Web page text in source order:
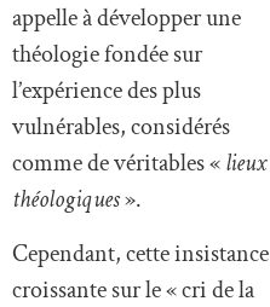
appelle à développer une
théologie fondée sur
l’expérience des plus
vulnérables, considérés
comme de véritables «lieux
théologiques».
Cependant, cette insistance
croissante sur le « cri de la